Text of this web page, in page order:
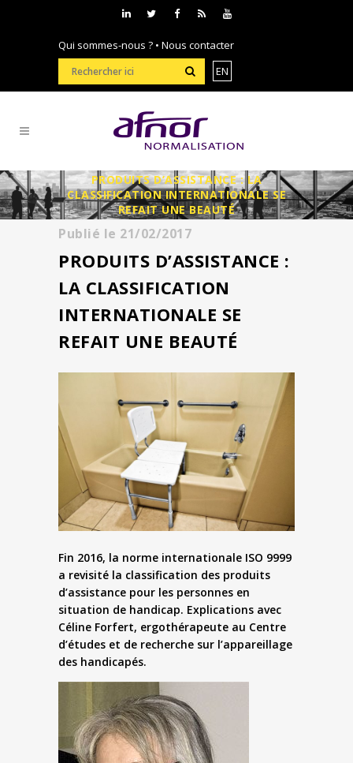
Qui sommes-nous ? • Nous contacter
EN
PRODUITS D’ASSISTANCE : LA
CLASSIFICATION INTERNATIONALE SE
REFAIT UNE BEAUTÉ
Publié le 21/02/2017
PRODUITS D’ASSISTANCE :
LA CLASSIFICATION
INTERNATIONALE SE
REFAIT UNE BEAUTÉ
Fin 2016, la norme internationale ISO 9999
a revisité la classification des produits
d’assistance pour les personnes en
situation de handicap. Explications avec
Céline Forfert, ergothérapeute au Centre
d’études et de recherche sur l’appareillage
des handicapés.